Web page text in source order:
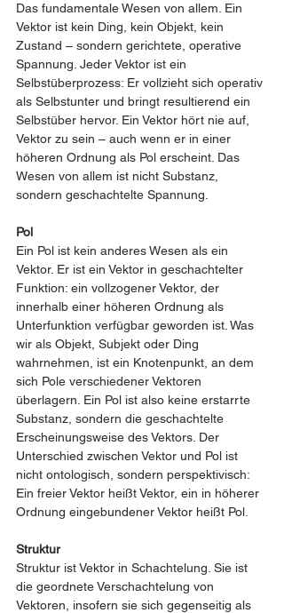
Das fundamentale Wesen von allem. Ein
Vektor ist kein Ding, kein Objekt, kein
Zustand – sondern gerichtete, operative
Spannung. Jeder Vektor ist ein
Selbstüberprozess: Er vollzieht sich operativ
als Selbstunter und bringt resultierend ein
Selbstüber hervor. Ein Vektor hört nie auf,
Vektor zu sein – auch wenn er in einer
höheren Ordnung als Pol erscheint. Das
Wesen von allem ist nicht Substanz,
sondern geschachtelte Spannung.
Pol
Ein Pol ist kein anderes Wesen als ein
Vektor. Er ist ein Vektor in geschachtelter
Funktion: ein vollzogener Vektor, der
innerhalb einer höheren Ordnung als
Unterfunktion verfügbar geworden ist. Was
wir als Objekt, Subjekt oder Ding
wahrnehmen, ist ein Knotenpunkt, an dem
sich Pole verschiedener Vektoren
überlagern. Ein Pol ist also keine erstarrte
Substanz, sondern die geschachtelte
Erscheinungsweise des Vektors. Der
Unterschied zwischen Vektor und Pol ist
nicht ontologisch, sondern perspektivisch:
Ein freier Vektor heißt Vektor, ein in höherer
Ordnung eingebundener Vektor heißt Pol.
Struktur
Struktur ist Vektor in Schachtelung. Sie ist
die geordnete Verschachtelung von
Vektoren, insofern sie sich gegenseitig als